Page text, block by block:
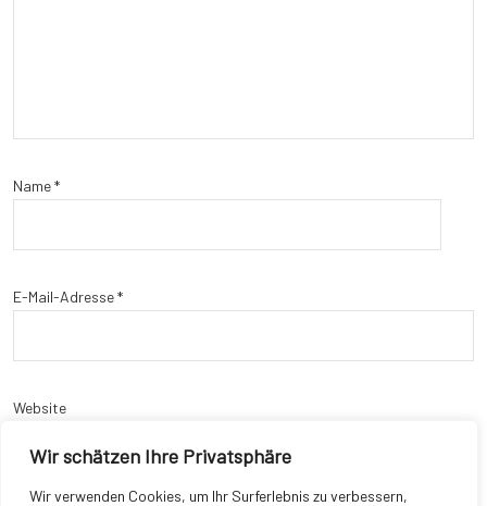
Wir schätzen Ihre Privatsphäre
Wir verwenden Cookies, um Ihr Surferlebnis zu verbessern,
Name*
E-Mail-Adresse*
Website